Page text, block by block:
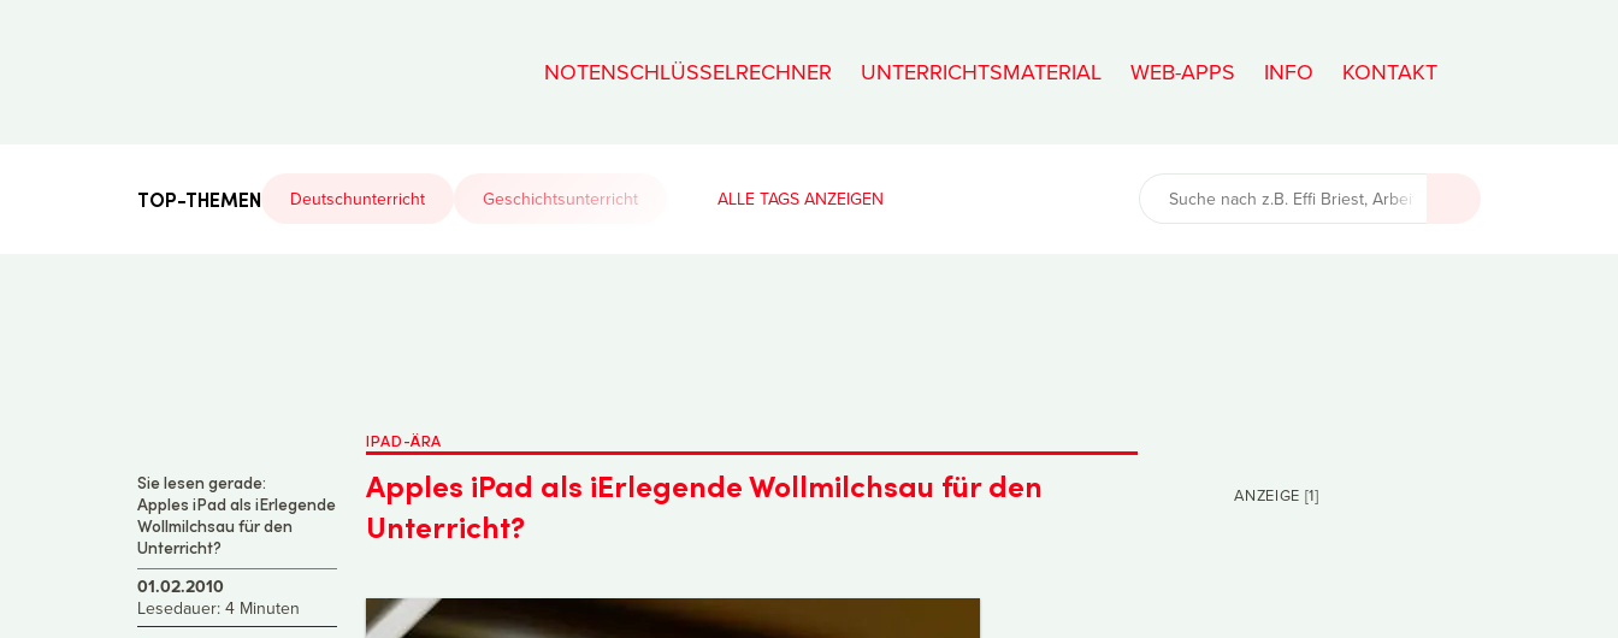
NOTENSCHLÜSSELRECHNER UNTERRICHTSMATERIAL WEB-APPS INFO KONTAKT
TOP-THEMEN Deutschunterricht Geschichtsunterricht ALLE TAGS
Sie lesen gerade:
Apples iPad als iErlegende
Wollmilchsau für den
Unterricht?
01.02.2010
Lesedauer: 4 Minuten
IPAD-ÄRA
Apples iPad als iErlegende Wollmilchsau für den
Unterricht?
ANZEIGE [1]